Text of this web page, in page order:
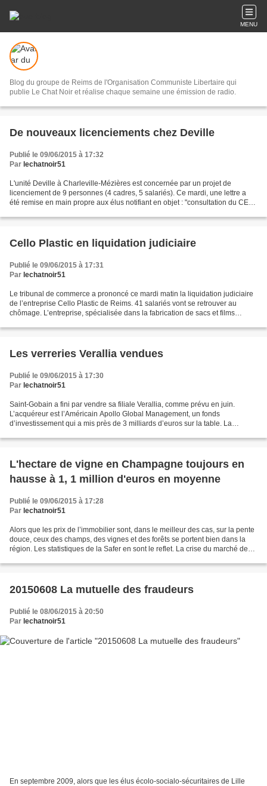
MENU
Blog du groupe de Reims de l'Organisation Communiste Libertaire qui
publie Le Chat Noir et réalise chaque semaine une émission de radio.
De nouveaux licenciements chez Deville
Publié le 09/06/2015 à 17:32
Par lechatnoir51
L'unité Deville à Charleville-Mézières est concernée par un projet de
licenciement de 9 personnes (4 cadres, 5 salariés). Ce mardi, une lettre a
été remise en main propre aux élus notifiant en objet : "consultation du CE
Cello Plastic en liquidation judiciaire
Publié le 09/06/2015 à 17:31
Par lechatnoir51
Le tribunal de commerce a prononcé ce mardi matin la liquidation judiciaire
de l’entreprise Cello Plastic de Reims. 41 salariés vont se retrouver au
chômage. L’entreprise, spécialisée dans la fabrication de sacs et films
Les verreries Verallia vendues
Publié le 09/06/2015 à 17:30
Par lechatnoir51
Saint-Gobain a fini par vendre sa filiale Verallia, comme prévu en juin.
L’acquéreur est l’Américain Apollo Global Management, un fonds
d’investissement qui a mis près de 3 milliards d’euros sur la table. La
L'hectare de vigne en Champagne toujours en
hausse à 1, 1 million d'euros en moyenne
Publié le 09/06/2015 à 17:28
Par lechatnoir51
Alors que les prix de l’immobilier sont, dans le meilleur des cas, sur la pente
douce, ceux des champs, des vignes et des forêts se portent bien dans la
région. Les statistiques de la Safer en sont le reflet. La crise du marché des
20150608 La mutuelle des fraudeurs
Publié le 08/06/2015 à 20:50
Par lechatnoir51
En septembre 2009, alors que les élus écolo-socialo-sécuritaires de Lille